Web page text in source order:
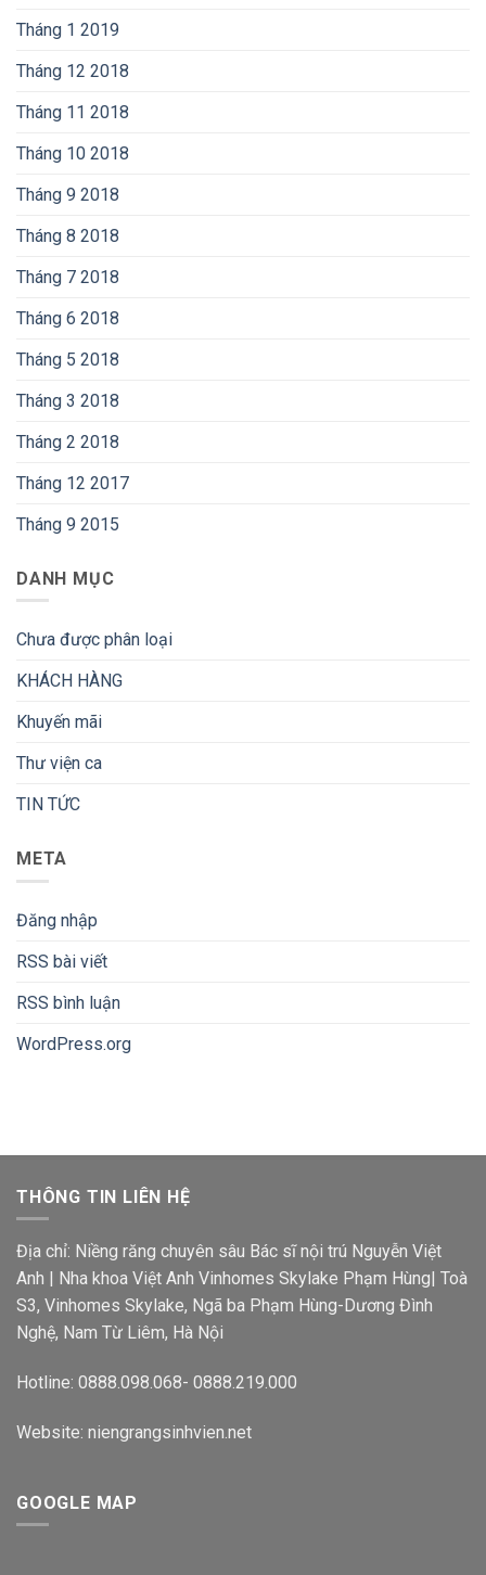
Tháng 1 2019
Tháng 12 2018
Tháng 11 2018
Tháng 10 2018
Tháng 9 2018
Tháng 8 2018
Tháng 7 2018
Tháng 6 2018
Tháng 5 2018
Tháng 3 2018
Tháng 2 2018
Tháng 12 2017
Tháng 9 2015
DANH MỤC
Chưa được phân loại
KHÁCH HÀNG
Khuyến mãi
Thư viện ca
TIN TỨC
META
Đăng nhập
RSS bài viết
RSS bình luận
WordPress.org
THÔNG TIN LIÊN HỆ
Địa chỉ: Niềng răng chuyên sâu Bác sĩ nội trú Nguyễn Việt
Anh | Nha khoa Việt Anh Vinhomes Skylake Phạm Hùng| Toà
S3, Vinhomes Skylake, Ngã ba Phạm Hùng-Dương Đình
Nghệ, Nam Từ Liêm, Hà Nội
Hotline: 0888.098.068- 0888.219.000
Website: niengrangsinhvien.net
GOOGLE MAP